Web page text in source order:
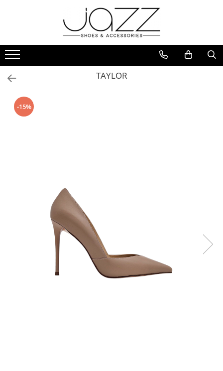
Pantofi cu toc
Pantofi flats
Sport couture
Sandale cu toc
Sandale flats
TAYLOR
-15%